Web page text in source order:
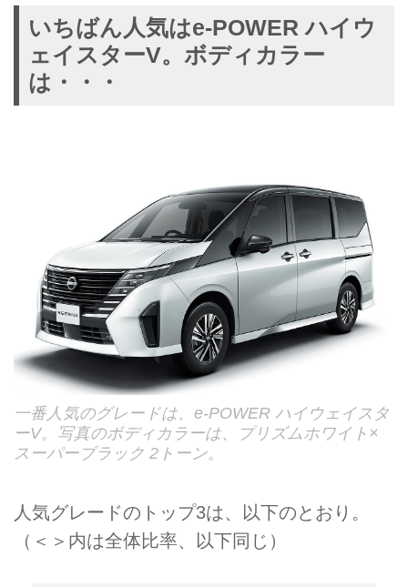
いちばん人気はe-POWER ハイウ
ェイスターV。ボディカラー
は・・・
一番人気のグレードは、e-POWER ハイウェイスタ
ーV。写真のボディカラーは、プリズムホワイト×
スーパーブラック 2トーン。
人気グレードのトップ3は、以下のとおり。
（＜＞内は全体比率、以下同じ）